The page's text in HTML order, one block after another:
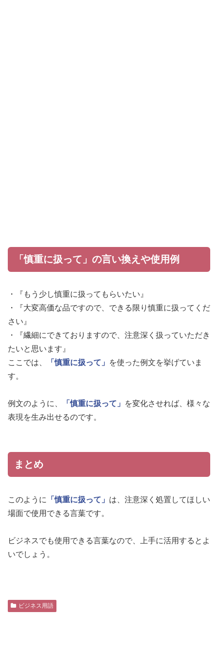
「慎重に扱って」の言い換えや使用例
・『もう少し慎重に扱ってもらいたい』
・『大変高価な品ですので、できる限り慎重に扱ってくだ
さい』
・『繊細にできておりますので、注意深く扱っていただき
たいと思います』
ここでは、
「慎重に扱って」
を使った例文を挙げていま
す。
例文のように、 「慎重に扱って」
を変化させれば、様々な
表現を生み出せるのです。
まとめ
このように 「慎重に扱って」 は、注意深く処置してほしい
場面で使用できる言葉です。
ビジネスでも使用できる言葉なので、上手に活用するとよ
いでしょう。
ビジネス用語